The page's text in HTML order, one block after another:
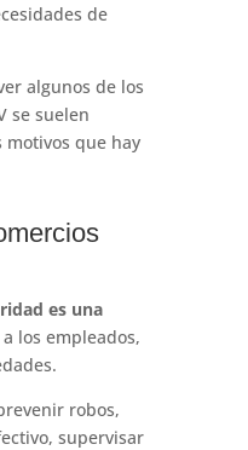
de
algunos de los
se suelen
que hay
es una
los empleados,
robos,
supervisar